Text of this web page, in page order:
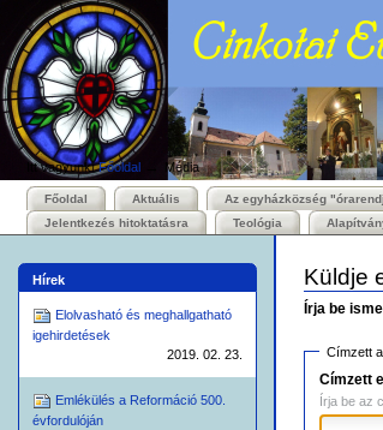
tartalomhoz
Ugrás
a
navigációhoz
Személyes
eszközök
Itt vagyunk: Főoldal Média
Bekezdések
Főoldal Aktuális Az egyházközség
Jelentkezés hitoktatásra
Teológia
Hírek
Elolvasható és meghallgatható
igehirdetések
2019. 02. 23.
Emlékülés a Reformáció 500.
évfordulóján
Küldje
Írja be
Címzett
Címzett
Írja be az